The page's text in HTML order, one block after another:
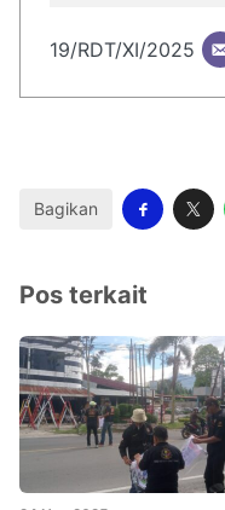
19/RDT/XI/2025
Bagikan
Pos terkait